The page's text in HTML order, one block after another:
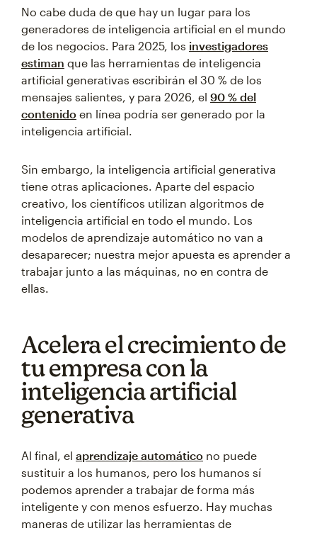
No cabe duda de que hay un lugar para los
generadores de inteligencia artificial en el mundo
de los negocios. Para 2025, los investigadores
estiman que las herramientas de inteligencia
artificial generativas escribirán el 30 % de los
mensajes salientes, y para 2026, el 90 % del
contenido en línea podría ser generado por la
inteligencia artificial.
Sin embargo, la inteligencia artificial generativa
tiene otras aplicaciones. Aparte del espacio
creativo, los científicos utilizan algoritmos de
inteligencia artificial en todo el mundo. Los
modelos de aprendizaje automático no van a
desaparecer; nuestra mejor apuesta es aprender a
trabajar junto a las máquinas, no en contra de
ellas.
Acelera el crecimiento de
tu empresa con la
inteligencia artificial
generativa
Al final, el aprendizaje automático no puede
sustituir a los humanos, pero los humanos sí
podemos aprender a trabajar de forma más
inteligente y con menos esfuerzo. Hay muchas
maneras de utilizar las herramientas de